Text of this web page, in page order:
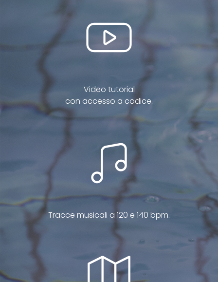
Video tutorial
con accesso a codice.
Tracce musicali a 120 e 140 bpm.